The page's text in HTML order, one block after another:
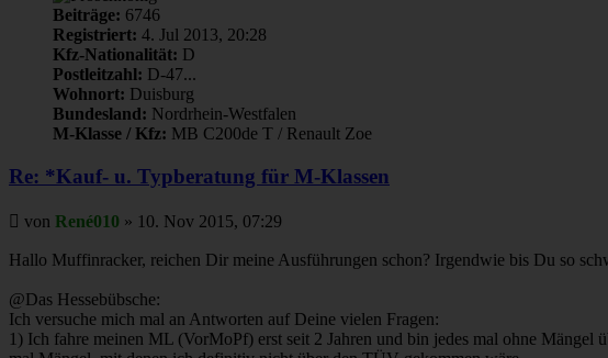
Beiträge: 6746
Registriert: 4. Jul 2013, 20:28
Kfz-Nationalität: D
Postleitzahl: D-47...
Wohnort: Duisburg
Bundesland: Nordrhein-Westfalen
M-Klasse / Kfz: MB C200de T / Renault Zoe
Re: *Kauf- u. Typberatung für M-Klassen
Beitrag
von René010 » 10. Nov 2015, 07:29
Hallo Muffinracker, reichen Dir meine Ausführungen schon? Irgendwie bis Du so
@Das Hessebübsche:
Ich versuche mich mal an Antworten auf Deine vielen Fragen:
1) Ich fahre meinen ML (VorMoPf) erst seit 2 Jahren und bin jedes mal ohne